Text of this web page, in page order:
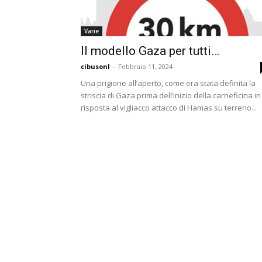
Varie
Il modello Gaza per tutti…
cibusonl - Febbraio 11, 2024
Una prigione all’aperto, come era stata definita la
striscia di Gaza prima dell’inizio della carneficina in
risposta al vigliacco attacco di Hamas su terreno...